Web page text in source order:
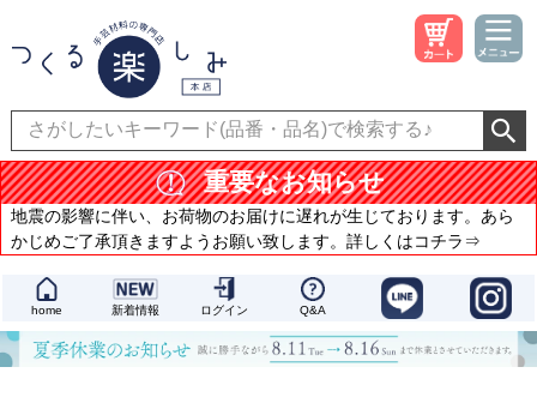
重要なお知らせ
地震の影響に伴い、お荷物のお届けに遅れが生じております。あら
かじめご了承頂きますようお願い致します。詳しくはコチラ⇒
home 新着情報 ログイン Q&A